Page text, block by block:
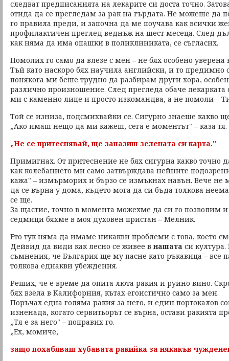
следват предписанията на лекарите си доста точно.
отида да се прегледам за рак на гърдата. Не можеше да
го правила преди, и започна да ме поучава как всички
профилактичен преглед веднъж на шест месеца. След
как няма да има опашки в поликлиниката, се съгласих.
Помолих го само да влезе с мен – не бях особено уверена
Тъй като наскоро бях научила английски, и то предимно
понякога ми беше трудно да разбирам други хора,
различно произношение. След прегледа обаче лекарката
ми с каменно лице и просто изкомандва, а не помоли –
Той се изниза, подсмихвайки се. Сигурно знаеше какво
„Ако имаш нещо да ми кажеш, сега е моментът" – каза тя.
„Не се притеснявай, ще запазиш зелената си карта."
Примигнах. От притеснение не бях сигурна какво точно
как колебанието ми само затвърждава нейните
кажа" – измърморих и бързо се измъкнах навън. Вече
да се върна у дома, където мога да си бъда толкова
се ще.
За щастие, точно в момента можехме да си го позволим
седмици бяхме в моя духовен пристан – Мелник.
Ето тук няма да имаме никакви проблеми с това, което
Дейвид да види как лесно се живее внашата си
съмнения, че България ще му пасне като ръкавица – все
толкова еднакви убеждения.
Реших, че е време да опита люта ракия и руйно вино.
бях взела в Калифорния, кътах егоистично само за мен.
Поръчах една голяма ракия за него, и един портокалов
изненада, когато сервитьорът се върна, остави ракията
„Тя е за него" – поправих го.
„Ех, момиче,
защо похабяваш хубавата ракийка за някакъв